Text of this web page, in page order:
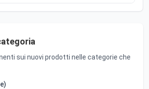
sui nuovi prodotti nelle categorie che